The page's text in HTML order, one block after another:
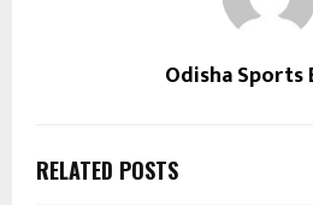
Odisha Sports
RELATED POSTS